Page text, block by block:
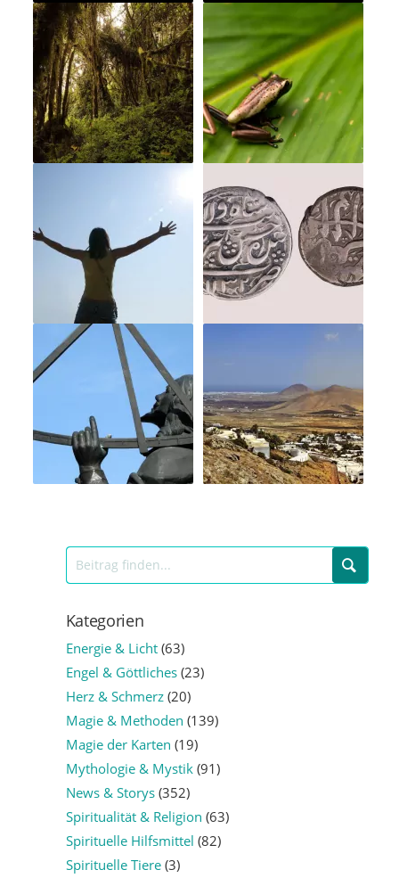
Kategorien
Energie & Licht(63)
Engel & Göttliches(23)
Herz & Schmerz(20)
Magie & Methoden (139)
Magie der Karten (19)
Mythologie & Mystik(91)
News & Storys(352)
Spiritualität & Religion (63)
Spirituelle Hilfsmittel (82)
Spirituelle Tiere(3)